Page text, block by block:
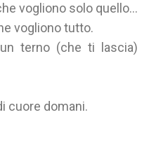
vogliono solo quello...
vogliono tutto.
terno (che ti lascia)
cuore domani.